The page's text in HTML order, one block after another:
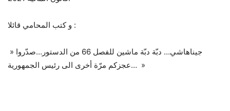
و كتب المحامي قائلا :
» جيناهاشي… دبّة دبّة ماشين للفصل 66 من الدستور…صدّروا
عجزكم مرّة أخرى الى رئيس الجمهورية… »